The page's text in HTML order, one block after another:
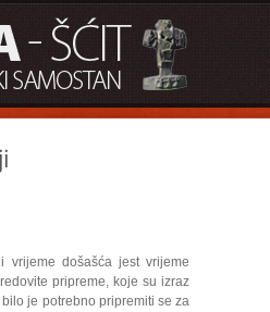
vrijeme došašća jest vrijeme
pripreme, koje su izraz
je potrebno pripremiti se za